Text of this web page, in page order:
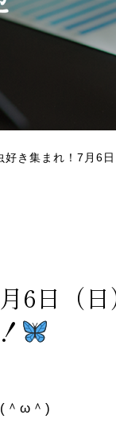
好き集まれ！7月6
6日（
＾ω＾)